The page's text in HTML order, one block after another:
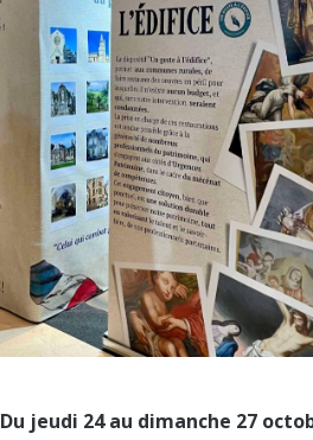
Du jeudi 24 au dimanche 27